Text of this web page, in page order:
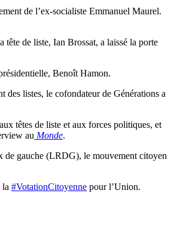
de l’ex-socialiste Emmanuel Maurel.
de liste, Ian Brossat, a laissé la porte
Benoît Hamon.
des listes, le cofondateur de Générations a
têtes de liste et aux forces politiques, et
au Monde.
de gauche (LRDG), le mouvement citoyen
la #VotationCitoyenne pour l’Union.